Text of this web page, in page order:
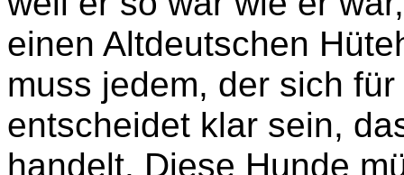
einen Altdeutschen
muss jedem, der sich
entscheidet klar sein,
handelt. Diese Hunde